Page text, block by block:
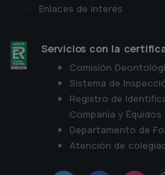
Enlaces de interés
Servicios con la
Comisión
Sistema de
Registro de
Companía y Équidos
Departamento de
Atención de